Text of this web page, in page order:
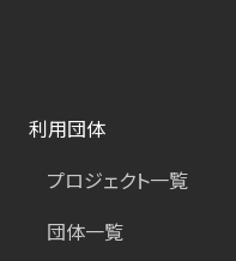
利用団体
プロジェクト一覧
団体一覧